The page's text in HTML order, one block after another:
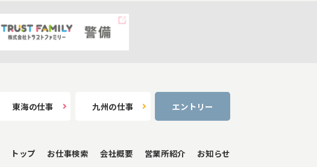
東海の仕事 九州の仕事 エントリー
トップ お仕事検索 会社概要 営業所紹介 お知らせ